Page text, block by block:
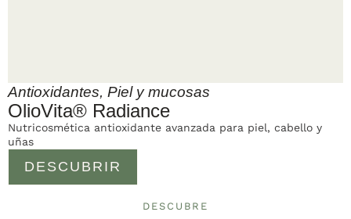
Antioxidantes, Piel y mucosas
OlioVita® Radiance
DESCUBRIR
Nutricosmética antioxidante avanzada para piel, cabello y
uñas
DESCUBRE